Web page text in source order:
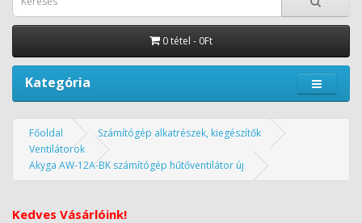
0 tétel - 0Ft
Kategória
Főoldal
Számítógép alkatrészek, kiegészítők
Ventilátorok
Akyga AW-12A-BK számítógép hűtőventilátor új
Kedves Vásárlóink!